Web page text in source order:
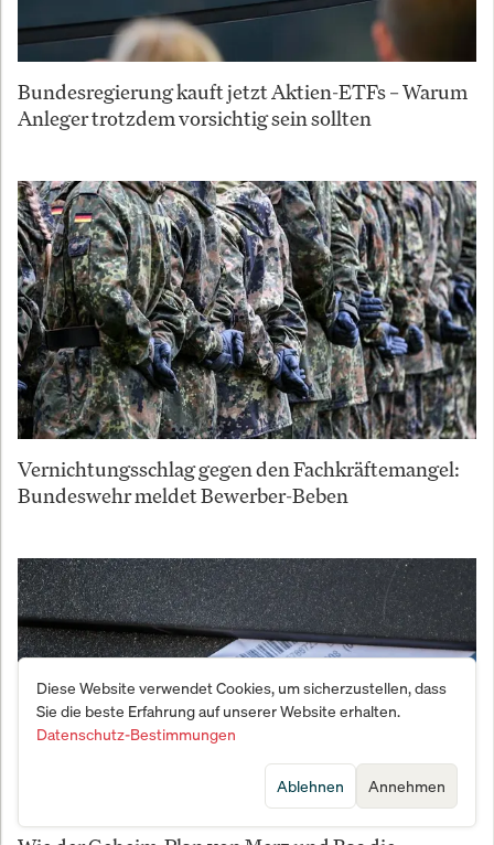
Bundesregierung kauft jetzt Aktien-ETFs – Warum
Anleger trotzdem vorsichtig sein sollten
Vernichtungsschlag gegen den Fachkräftemangel:
Bundeswehr meldet Bewerber-Beben
Diese Website verwendet Cookies, um sicherzustellen, dass
Sie die beste Erfahrung auf unserer Website erhalten.
Datenschutz-Bestimmungen
Annehmen
Ablehnen